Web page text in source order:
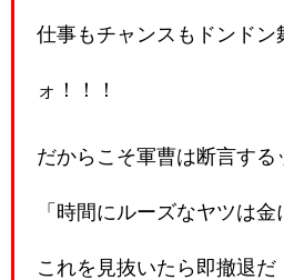
仕事もチャンスもドンドン
ォ！！！
だからこそ軍曹は断言する
「時間にルーズなヤツは金
これを見抜いたら即撤退だ